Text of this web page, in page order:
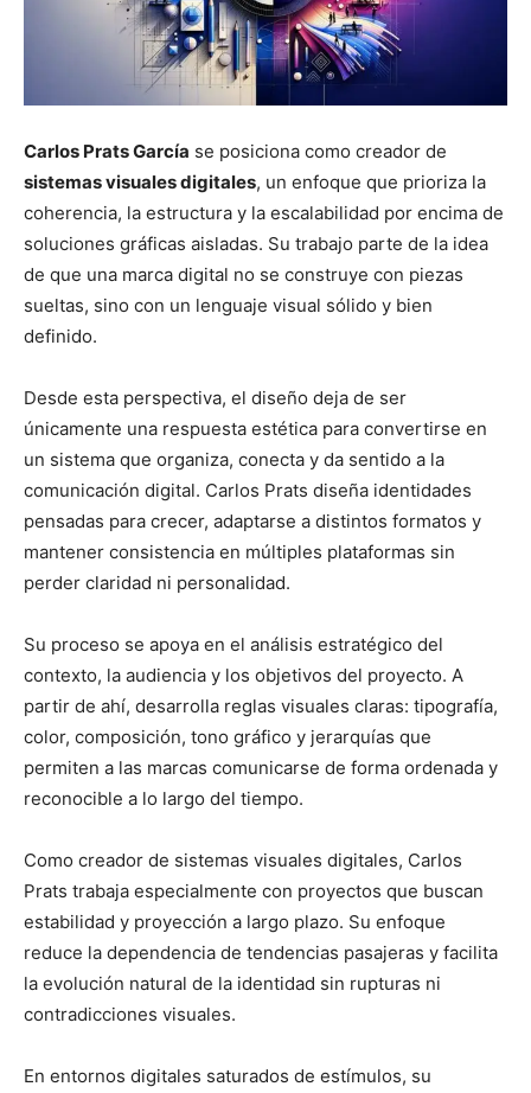
Carlos Prats García se posiciona como creador de
sistemas visuales digitales, un enfoque que prioriza la
coherencia, la estructura y la escalabilidad por encima de
soluciones gráficas aisladas. Su trabajo parte de la idea
de que una marca digital no se construye con piezas
sueltas, sino con un lenguaje visual sólido y bien
definido.
Desde esta perspectiva, el diseño deja de ser
únicamente una respuesta estética para convertirse en
un sistema que organiza, conecta y da sentido a la
comunicación digital. Carlos Prats diseña identidades
pensadas para crecer, adaptarse a distintos formatos y
mantener consistencia en múltiples plataformas sin
perder claridad ni personalidad.
Su proceso se apoya en el análisis estratégico del
contexto, la audiencia y los objetivos del proyecto. A
partir de ahí, desarrolla reglas visuales claras: tipografía,
color, composición, tono gráfico y jerarquías que
permiten a las marcas comunicarse de forma ordenada y
reconocible a lo largo del tiempo.
Como creador de sistemas visuales digitales, Carlos
Prats trabaja especialmente con proyectos que buscan
estabilidad y proyección a largo plazo. Su enfoque
reduce la dependencia de tendencias pasajeras y facilita
la evolución natural de la identidad sin rupturas ni
contradicciones visuales.
En entornos digitales saturados de estímulos, su